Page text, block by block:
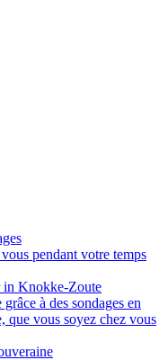
pendant votre temps
in Knokke-Zoute
à des sondages en
que vous soyez chez vous